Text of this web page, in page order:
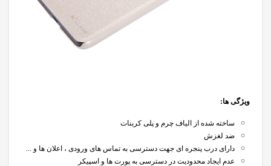
ویژگی ها:
ساخته شده از الیاف چرم و پلی کربنات
ضد لغزش
دارای درب پنجره ای جهت دسترسی به تماس های ورودی ، اعلان ها و ...
عدم ایجاد محدودیت در دسترسی به پورت ها و اسپیکر